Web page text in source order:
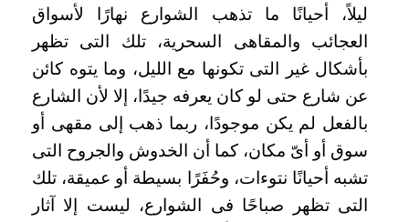
ليلاً، أحيانًا ما تذهب الشوارع نهارًا لأسواق
العجائب والمقاهى السحرية، تلك التى تظهر
بأشكال غير التى تكونها مع الليل، وما يتوه كائن
عن شارع حتى لو كان يعرفه جيدًا، إلا لأن الشارع
بالفعل لم يكن موجودًا، ربما ذهب إلى مقهى أو
سوق أو أىّ مكان، كما أن
الخدوش والجروح التى
تشبه أحيانًا نتوءات، وحُفَرًا بسيطة أو عميقة، تلك
التى تظهر صباحًا فى الشوارع، ليست إلا آثار